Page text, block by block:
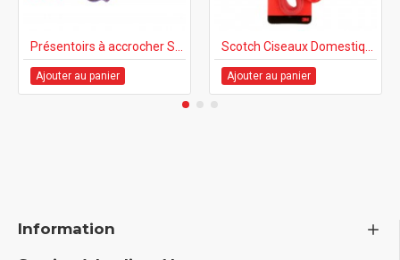
Ajouter au panier Ajouter au panier
Information